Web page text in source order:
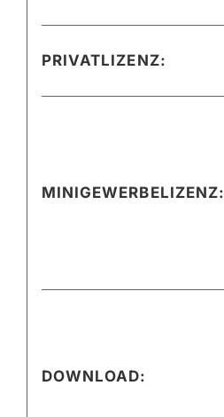
PRIVATLIZENZ:
MINIGEWERBELIZENZ:
DOWNLOAD: